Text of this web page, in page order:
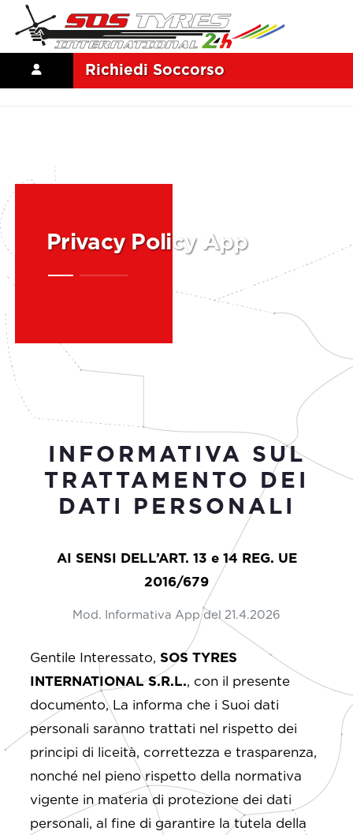
Richiedi Soccorso
Privacy Policy App
INFORMATIVA SUL
TRATTAMENTO DEI
DATI PERSONALI
AI SENSI DELL’ART. 13 e 14 REG. UE
2016/679
Mod. Informativa App del 21.4.2026
Gentile Interessato, SOS TYRES
INTERNATIONAL S.R.L., con il presente
documento, La informa che i Suoi dati
personali saranno trattati nel rispetto dei
principi di liceità, correttezza e trasparenza,
nonché nel pieno rispetto della normativa
vigente in materia di protezione dei dati
personali, al fine di garantire la tutela della